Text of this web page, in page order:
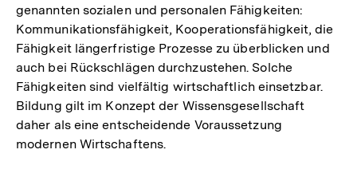
genannten sozialen und personalen Fähigkeiten:
Kommunikationsfähigkeit, Kooperationsfähigkeit, die
Fähigkeit längerfristige Prozesse zu überblicken und
auch bei Rückschlägen durchzustehen. Solche
Fähigkeiten sind vielfältig wirtschaftlich einsetzbar.
Bildung gilt im Konzept der Wissensgesellschaft
daher als eine entscheidende Voraussetzung
modernen Wirtschaftens.